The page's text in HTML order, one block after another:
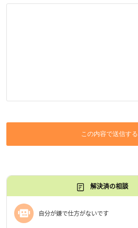
この内容で送信する
解決済の相談
自分が嫌で仕方がないです